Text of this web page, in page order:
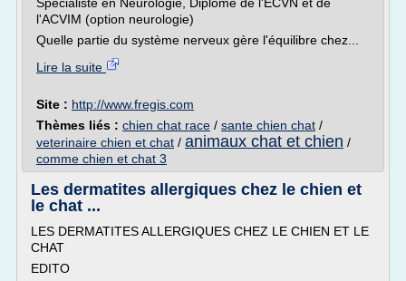
l'ACVIM (option neurologie)
Quelle partie du système nerveux gère l'équilibre chez...
Lire la suite
Site : http://www.fregis.com
Thèmes liés : chien chat race / sante chien chat /
veterinaire chien et chat / animaux chat et chien /
comme chien et chat 3
Les dermatites allergiques chez le chien et
le chat ...
LES DERMATITES ALLERGIQUES CHEZ LE CHIEN ET LE
CHAT
EDITO